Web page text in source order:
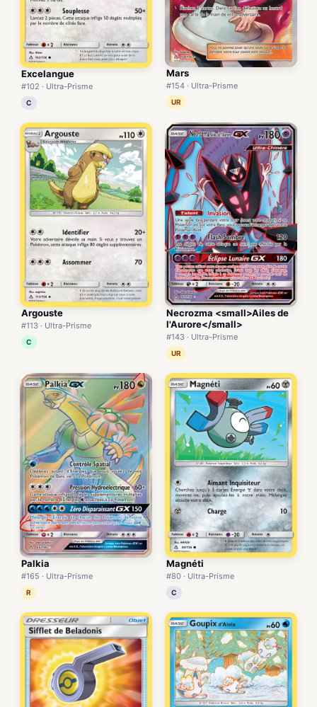
Excelangue
#102 · Ultra-Prisme
C
Mars
#154 · Ultra-Prisme
UR
Argouste
#113 · Ultra-Prisme
C
Necrozma <small>Ailes de
l'Aurore</small>
#143 · Ultra-Prisme
UR
Palkia
#165 · Ultra-Prisme
R
Magnéti
#80 · Ultra-Prisme
C